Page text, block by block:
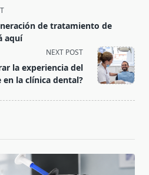
de tratamiento de
aquí
NEXT POST
la experiencia del
en la clínica dental?